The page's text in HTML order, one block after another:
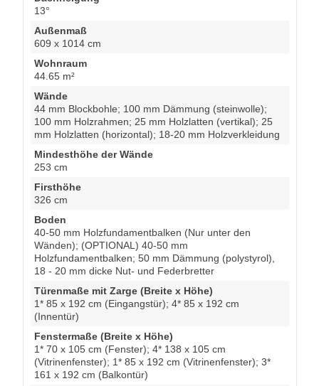
13°
Außenmaß
609 x 1014 cm
Wohnraum
44.65 m²
Wände
44 mm Blockbohle; 100 mm Dämmung (steinwolle);
100 mm Holzrahmen; 25 mm Holzlatten (vertikal); 25
mm Holzlatten (horizontal); 18-20 mm Holzverkleidung
Mindesthöhe der Wände
253 cm
Firsthöhe
326 cm
Boden
40-50 mm Holzfundamentbalken (Nur unter den
Wänden); (OPTIONAL) 40-50 mm
Holzfundamentbalken; 50 mm Dämmung (polystyrol),
18 - 20 mm dicke Nut- und Federbretter
Türenmaße mit Zarge (Breite x Höhe)
1* 85 x 192 cm (Eingangstür); 4* 85 x 192 cm
(Innentür)
Fenstermaße (Breite x Höhe)
1* 70 x 105 cm (Fenster); 4* 138 x 105 cm
(Vitrinenfenster); 1* 85 x 192 cm (Vitrinenfenster); 3*
161 x 192 cm (Balkontür)